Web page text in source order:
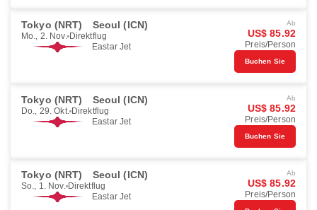
Tokyo (NRT) Seoul (ICN)
Mo., 2. Nov. Direktflug
Eastar Jet
Ab
US$ 85.92
Preis/Person
Buchen Sie
Tokyo (NRT) Seoul (ICN)
Do., 29. Okt. Direktflug
Eastar Jet
Ab
US$ 85.92
Preis/Person
Buchen Sie
Tokyo (NRT) Seoul (ICN)
So., 1. Nov. Direktflug
Eastar Jet
Ab
US$ 85.92
Preis/Person